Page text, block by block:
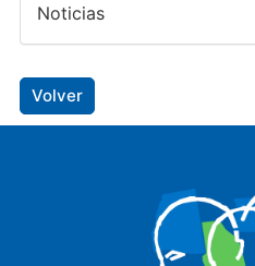
Noticias
Volver